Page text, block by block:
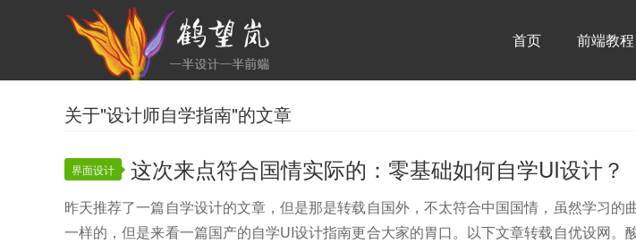
首页 前端教程
关于"设计师自学指南"的文章
界面设计 这次来点符合国情实际的：零基础如何自学UI设计？
昨天推荐了一篇自学设计的文章，但是那是转载自国外，不太符合中国国情，虽然学习的
一样的，但是来看一篇国产的自学UI设计指南更合大家的胃口。以下文章转载自优设网。